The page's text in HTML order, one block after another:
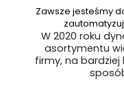
Zawsze jesteśmy
W 2020 roku
asortymentu
firmy, na